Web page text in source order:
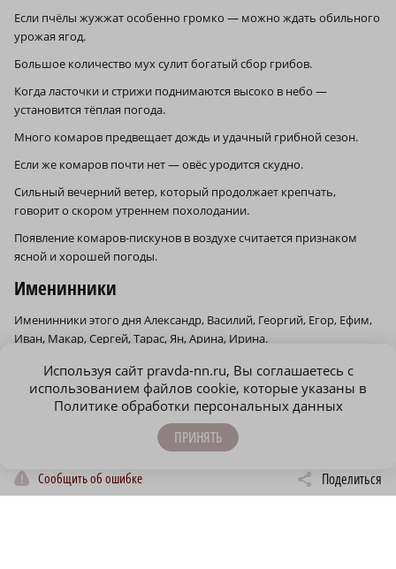
Если пчёлы жужжат особенно громко — можно ждать обильного
урожая ягод.
Большое количество мух сулит богатый сбор грибов.
Когда ласточки и стрижи поднимаются высоко в небо —
установится тёплая погода.
Много комаров предвещает дождь и удачный грибной сезон.
Если же комаров почти нет — овёс уродится скудно.
Сильный вечерний ветер, который продолжает крепчать,
говорит о скором утреннем похолодании.
Появление комаров-пискунов в воздухе считается признаком
ясной и хорошей погоды.
Именинники
Именинники этого дня Александр, Василий, Георгий, Егор, Ефим,
Иван, Макар, Сергей, Тарас, Ян, Арина, Ирина.
Геомагнитный прогноз
Геомагнитная активность 26 мая ожидается силой в 2 балла. Это
слабые колебания магнитного поля, которые не повлияют на
атмосферу и чувствительных людей.
Сообщить об ошибке Поделиться
Используя сайт pravda-nn.ru, Вы соглашаетесь с
использованием файлов cookie, которые указаны в
Политике обработки персональных данных
ПРИНЯТЬ